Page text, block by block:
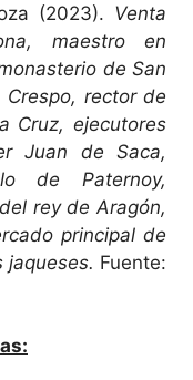
(2023). Venta
maestro en
de San
rector de
Cruz, ejecutores
Juan de Saca,
de Paternoy,
rey de Aragón,
principal de
jaqueses. Fuente: